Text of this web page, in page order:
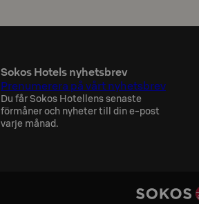
Sokos Hotels nyhetsbrev
Prenumerera på vårt nyhetsbrev
Du får Sokos Hotellens senaste
förmåner och nyheter till din e-post
varje månad.